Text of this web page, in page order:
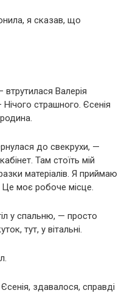
я сказав, що
Валерія
страшного. Єсенія
до свекрухи, —
Там стоїть мій
матеріалів. Я приймаю
Це моє робоче місце.
у спальню, — просто
тут, у вітальні.
здавалося, справді